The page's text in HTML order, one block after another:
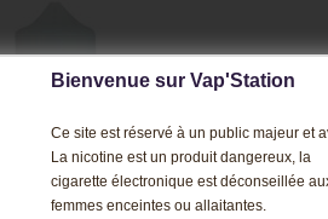
Bienvenue sur Vap'Station
Ce site est réservé à un public majeur et
La nicotine est un produit dangereux, la
cigarette électronique est déconseillée
femmes enceintes ou allaitantes.